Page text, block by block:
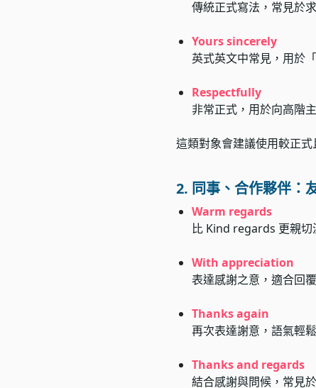
傳統正式寫法，常見於
Yours sincerely
英式英文中常見，用於
Respectfully
非常正式，用於向高階
這類對象會建議使用較正
2. 同事、合作夥伴：
Warm regards
比 Kind regards 更親切
With appreciation
表達感謝之意，適合回
Thanks again
再次表達謝意，語氣輕
Thanks and regards
結合感謝與問候，常見